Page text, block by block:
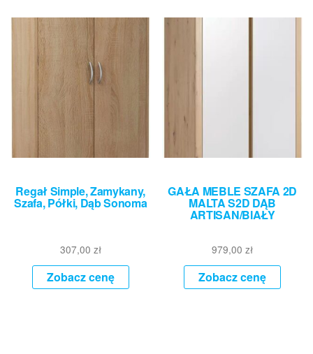
Regał Simple, Zamykany,
Szafa, Półki, Dąb Sonoma
307,00 zł
Zobacz cenę
GAŁA MEBLE SZAFA 2D
MALTA S2D DĄB
ARTISAN/BIAŁY
979,00zł
Zobacz cenę